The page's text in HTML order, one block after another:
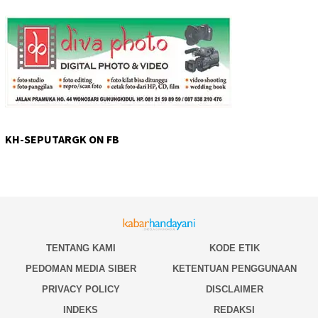
KH-SEPUTARGK ON FB
TENTANG KAMI
KODE ETIK
PEDOMAN MEDIA SIBER
KETENTUAN PENGGUNAAN
PRIVACY POLICY
DISCLAIMER
INDEKS
REDAKSI